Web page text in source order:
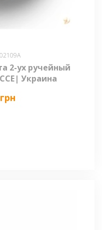
2-ух ручейный
Украина